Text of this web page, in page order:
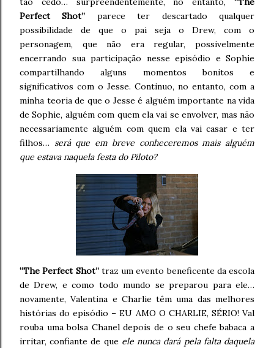
Perfect Shot” parece ter descartado qualquer
possibilidade de que o pai seja o Drew, com o
personagem, que não era regular, possivelmente
encerrando sua participação nesse episódio e Sophie
compartilhando alguns momentos bonitos e
significativos com o Jesse. Continuo, no entanto, com a
minha teoria de que o Jesse é alguém importante na vida
de Sophie, alguém com quem ela vai se envolver, mas não
necessariamente alguém com quem ela vai casar e ter
filhos… será que em breve conheceremos mais alguém
que estava naquela festa do Piloto?
“The Perfect Shot”traz um evento beneficente da escola
de Drew, e como todo mundo se preparou para ele…
novamente, Valentina e Charlie têm uma das melhores
histórias do episódio – EU AMO O CHARLIE, SÉRIO! Val
rouba uma bolsa Chanel depois de o seu chefe babaca a
irritar, confiante de que ele nunca dará pela falta daquela